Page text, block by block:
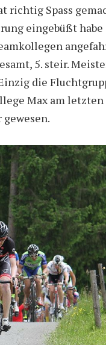
richtig Spass
eingebüßt
5. steir.
die
Max am